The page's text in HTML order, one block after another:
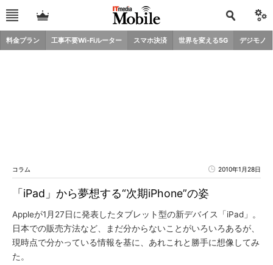
料金プラン 工事不要Wi-Fiルーター スマホ決済 世界を変える5G デジモノ
コラム 2010年1月28日
「iPad」から夢想する“次期iPhone”の姿
Appleが1月27日に発表したタブレット型の新デバイス「iPad」。
日本での販売方法など、まだ分からないことがいろいろあるが、
現時点で分かっている情報を基に、あれこれと勝手に想像してみ
た。